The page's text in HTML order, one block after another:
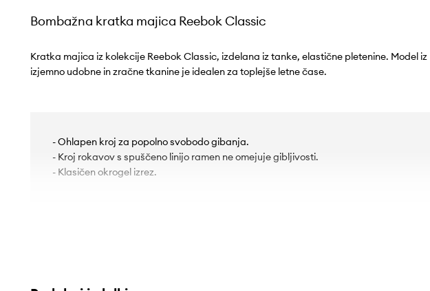
Bombažna kratka majica Reebok Classic
Kratka majica iz kolekcije Reebok Classic, izdelana iz tanke, elastične pletenine. Model iz
izjemno udobne in zračne tkanine je idealen za toplejše letne čase.
- Ohlapen kroj za popolno svobodo gibanja.
- Kroj rokavov s spuščeno linijo ramen ne omejuje gibljivosti.
- Klasičen okrogel izrez.